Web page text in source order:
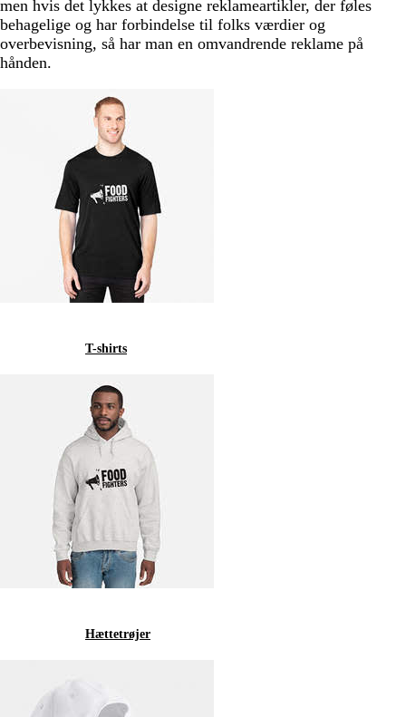
men hvis det lykkes at designe reklameartikler, der føles
behagelige og har forbindelse til folks værdier og
overbevisning, så har man en omvandrende reklame på
hånden.
T-shirts
Hættetrøjer